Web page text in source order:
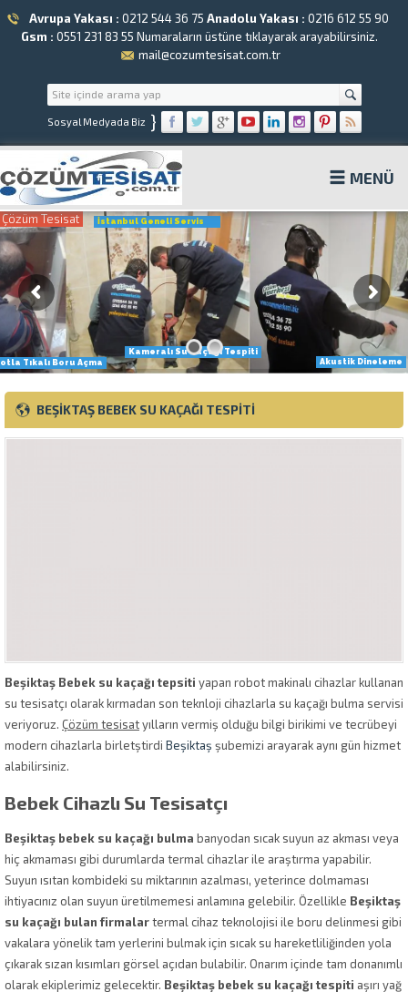
Avrupa Yakası : 0212 544 36 75 Anadolu Yakası : 0216 612 55 90
Gsm : 0551 231 83 55 Numaraların üstüne tıklayarak arayabilirsiniz.
mail@cozumtesisat.com.tr
Sosyal Medyada Biz }
MENÜ
Çözüm Tesisat
Kameralı Su Kaçağı Tespiti
Tıkalı Boru Açma
Akustik Dineleme
İstanbul Geneli Servis
BEŞIKTAŞ BEBEK SU KAÇAĞI TESPITI
Beşiktaş Bebek su kaçağı tepsiti yapan robot makinalı cihazlar kullanan
su tesisatçı olarak kırmadan son teknloji cihazlarla su kaçağı bulma servisi
veriyoruz. Çözüm tesisatyılların vermiş olduğu bilgi birikimi ve tecrübeyi
modern cihazlarla birletştirdi Beşiktaş şubemizi arayarak aynı gün hizmet
alabilirsiniz.
Bebek Cihazlı Su Tesisatçı
Beşiktaş bebek su kaçağı bulma banyodan sıcak suyun az akması veya
hiç akmaması gibi durumlarda termal cihazlar ile araştırma yapabilir.
Suyun ısıtan kombideki su miktarının azalması, yeterince dolmaması
ihtiyacınız olan suyun üretilmemesi anlamına gelebilir. Özellikle Beşiktaş
su kaçağı bulan firmalartermal cihaz teknolojisi ile boru delinmesi gibi
vakalara yönelik tam yerlerini bulmak için sıcak su hareketliliğinden yola
çıkarak sızan kısımları görsel açıdan bulabilir. Onarım içinde tam donanımlı
olarak ekiplerimiz gelecektir. Beşiktaş bebek su kaçağı tespiti aşırı yağ